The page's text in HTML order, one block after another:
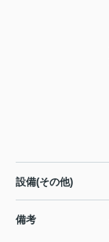
設備(その他)
備考